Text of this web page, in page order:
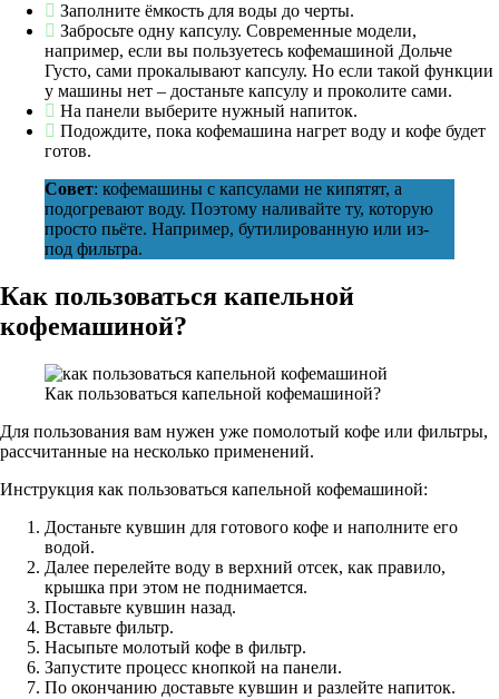
Заполните ёмкость для воды до черты.
Забросьте одну капсулу. Современные модели,
например, если вы пользуетесь кофемашиной Дольче
Густо, сами прокалывают капсулу. Но если такой функции
у машины нет – достаньте капсулу и проколите сами.
На панели выберите нужный напиток.
Подождите, пока кофемашина нагрет воду и кофе будет
готов.
Совет: кофемашины с капсулами не кипятят, а
подогревают воду. Поэтому наливайте ту, которую
просто пьёте. Например, бутилированную или из-
под фильтра.
Как пользоваться капельной
кофемашиной?
Как пользоваться капельной кофемашиной?
Для пользования вам нужен уже помолотый кофе или фильтры,
рассчитанные на несколько применений.
Инструкция как пользоваться капельной кофемашиной:
Достаньте кувшин для готового кофе и наполните его
водой.
Далее перелейте воду в верхний отсек, как правило,
крышка при этом не поднимается.
Поставьте кувшин назад.
Вставьте фильтр.
Насыпьте молотый кофе в фильтр.
Запустите процесс кнопкой на панели.
По окончанию доставьте кувшин и разлейте напиток.